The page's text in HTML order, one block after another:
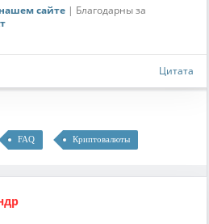
сайте | Благодарны за
Цитата
FAQ Криптовалюты